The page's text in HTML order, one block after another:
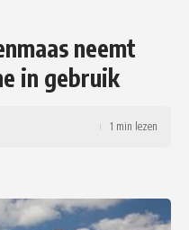
neemt
in gebruik
1 min lezen